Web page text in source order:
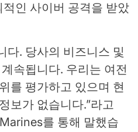
인 사이버 공격을 받았
다. 당사의 비즈니스 및
속됩니다. 우리는 여전
를 평가하고 있으며 현
보가 없습니다.”라고
를 통해 말했습